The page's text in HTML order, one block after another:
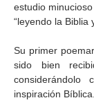
estudio
“leyendo la Biblia
Su primer
sido bien
considerándolo
inspiración Bíblica.